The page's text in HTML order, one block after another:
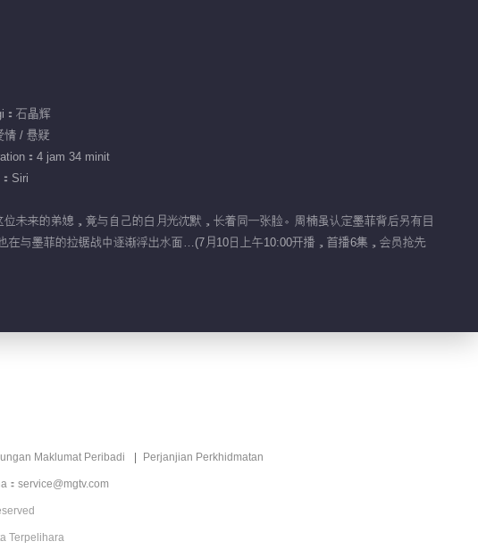
：石晶辉
情 / 悬疑
：4 jam 34 minit
Siri
未来的弟媳，竟与自己的白月光沈默，长着同一张脸。周楠虽认定墨菲背后另有目
在与墨菲的拉锯战中逐渐浮出水面…(7月10日上午10:00开播，首播6集，会员抢先
Maklumat Peribadi Perjanjian Perkhidmatan
：service@mgtv.com
Terpelihara